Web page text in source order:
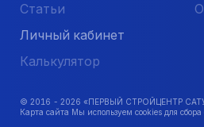
Статьи
Личный кабинет
Калькулятор
© 2016 - 2026 «ПЕРВЫЙ СТРОЙЦЕНТР
Карта сайта Мы используем cookies для